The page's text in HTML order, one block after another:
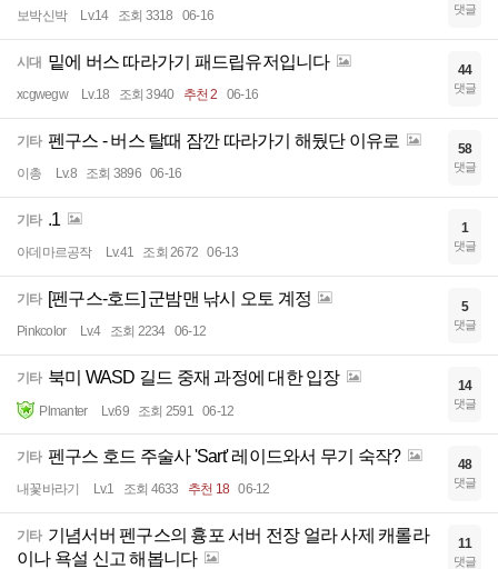
보박신박 Lv.14 조회 3318 06-16 댓글
시대 밑에 버스 따라가기 패드립유저입니다
xcgwegw Lv.18 조회 3940 추천 2 06-16
44
댓글
기타 펜구스 - 버스 탈때 잠깐 따라가기 해뒀단 이유로
이총 Lv.8 조회 3896 06-16
58
댓글
기타 .1
아데마르공작 Lv.41 조회 2672 06-13
1
댓글
기타 [펜구스-호드] 군밤맨 낚시 오토 계정
Pinkcolor Lv.4 조회 2234 06-12
5
댓글
기타 북미 WASD 길드 중재 과정에 대한 입장
Plmanter Lv.69 조회 2591 06-12
14
댓글
기타 펜구스 호드 주술사 'Sart' 레이드와서 무기 숙작?
내꽃바라기 Lv.1 조회 4633 추천 18 06-12
48
댓글
기타 기념서버 펜구스의 흉포 서버 전장 얼라 사제 캐롤라
이나 욕설 신고 해봅니다
11
댓글